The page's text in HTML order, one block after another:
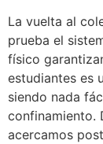
La vuelta al
prueba el
físico
estudiantes es
siendo nada
confinamiento.
acercamos